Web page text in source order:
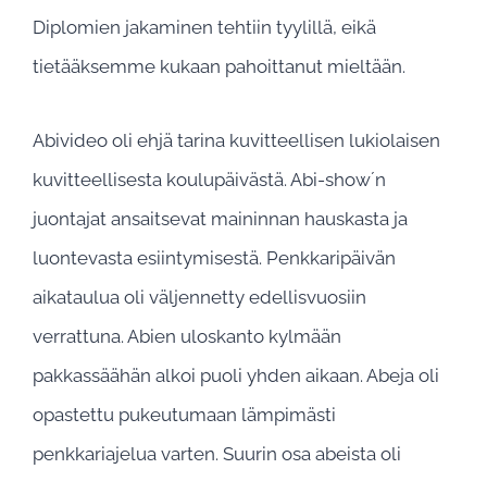
Diplomien jakaminen tehtiin tyylillä, eikä
tietääksemme kukaan pahoittanut mieltään.
Abivideo oli ehjä tarina kuvitteellisen lukiolaisen
kuvitteellisesta koulupäivästä. Abi-show´n
juontajat ansaitsevat maininnan hauskasta ja
luontevasta esiintymisestä. Penkkaripäivän
aikataulua oli väljennetty edellisvuosiin
verrattuna. Abien uloskanto kylmään
pakkassäähän alkoi puoli yhden aikaan. Abeja oli
opastettu pukeutumaan lämpimästi
penkkariajelua varten. Suurin osa abeista oli